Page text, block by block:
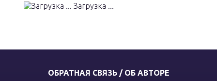
Загрузка ...
ОБРАТНАЯ СВЯЗЬ / ОБ АВТОРЕ